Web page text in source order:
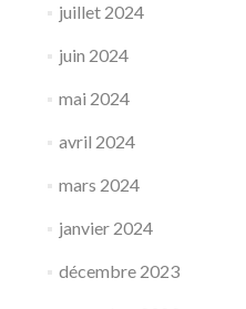
juillet 2024
juin 2024
mai 2024
avril 2024
mars 2024
janvier 2024
décembre 2023